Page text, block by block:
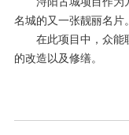
名城的又一张靓丽名片。
在此项目中，众能
的改造以及修缮。